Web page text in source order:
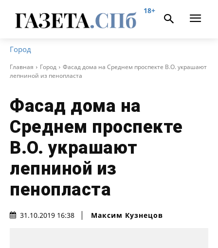
18+
Город
Главная Город
Фасад дома на Среднем проспекте В.О. украшают
лепниной из пенопласта
Фасад дома на
Среднем проспекте
В.О. украшают
лепниной из
пенопласта
31.10.2019 16:38 Максим Кузнецов